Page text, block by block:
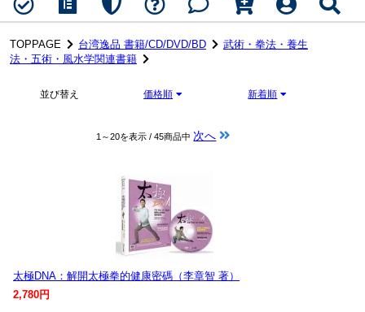
TOPPAGE 台湾逸品 書籍/CD/DVD/BD
武術・拳法・養生
法・五術・風水学関連書籍
並び替え 価格順 新着順
1～20を表示 / 45商品中 次へ
太極DNA：解開太極拳的健康密碼（李章智 著）
2,780円